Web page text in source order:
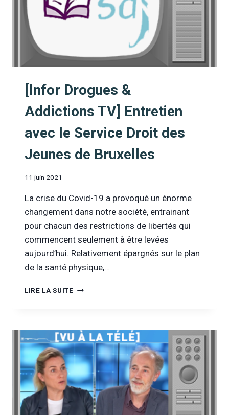
[Infor Drogues &
Addictions TV] Entretien
avec le Service Droit des
Jeunes de Bruxelles
11 juin 2021
La crise du Covid-19 a provoqué un énorme
changement dans notre société, entrainant
pour chacun des restrictions de libertés qui
commencent seulement à être levées
aujourd’hui. Relativement épargnés sur le plan
de la santé physique,…
LIRE LA SUITE[INFOR
TV]
ENTRETIEN
AVEC
LE
SERVICE
DROIT
DES
JEUNES